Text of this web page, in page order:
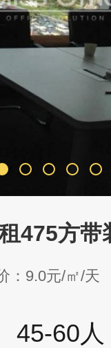
475方
：9.0元/㎡/天
45-60人